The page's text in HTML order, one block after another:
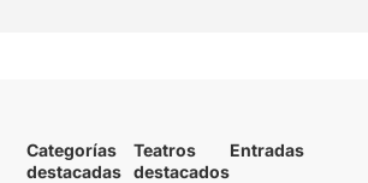
Categorías
destacadas
Teatros
destacados
Entradas